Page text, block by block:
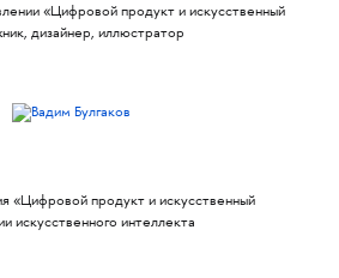
«Цифровой продукт и искусственный
дизайнер, иллюстратор
«Цифровой продукт и искусственный
искусственного интеллекта